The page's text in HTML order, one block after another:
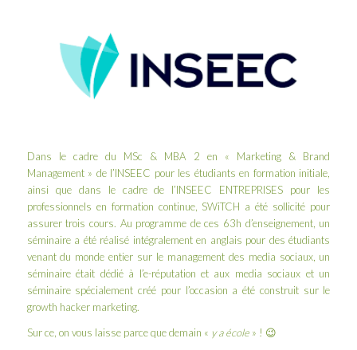
Dans le cadre du MSc & MBA 2 en « Marketing & Brand
Management » de l’INSEEC pour les étudiants en formation initiale,
ainsi que dans le cadre de l’INSEEC ENTREPRISES pour les
professionnels en formation continue, SWiTCH a été sollicité pour
assurer trois cours. Au programme de ces 63h d’enseignement, un
séminaire a été réalisé intégralement en anglais pour des étudiants
venant du monde entier sur le management des media sociaux, un
séminaire était dédié à l’e-réputation et aux media sociaux et un
séminaire spécialement créé pour l’occasion a été construit sur le
growth hacker marketing.
Sur ce, on vous laisse parce que demain « y a école» ! 😉